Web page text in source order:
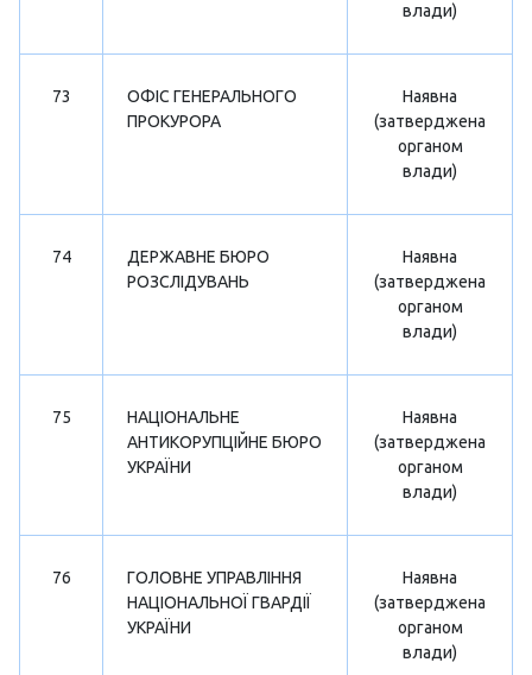
влади)
73
ОФІС ГЕНЕРАЛЬНОГО
ПРОКУРОРА
Наявна
(затверджена
органом
влади)
74
ДЕРЖАВНЕ БЮРО
РОЗСЛІДУВАНЬ
Наявна
(затверджена
органом
влади)
75
НАЦІОНАЛЬНЕ
АНТИКОРУПЦІЙНЕ БЮРО
УКРАЇНИ
Наявна
(затверджена
органом
влади)
76
ГОЛОВНЕ УПРАВЛІННЯ
НАЦІОНАЛЬНОЇ ГВАРДІЇ
УКРАЇНИ
Наявна
(затверджена
органом
влади)